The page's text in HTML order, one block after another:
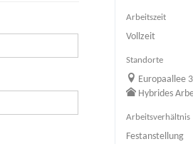
Arbeitszeit
Vollzeit
Standorte
Europaallee
Hybrides
Arbeitsverhältnis
Festanstellung